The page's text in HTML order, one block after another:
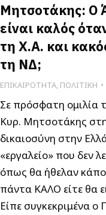
Μητσοτάκης: Ο
είναι καλός
τη Χ.Α. και
τη ΝΔ;
ΕΠΙΚΑΙΡΟΤΗΤΑ, ΠΟΛΙΤΙΚΗ
Σε πρόσφατη ομιλία
Κυρ. Μητσοτάκης
δικαιοσύνη στην
«εργαλείο» που δεν
όπως θα ήθελαν
πάντα ΚΑΛΟ είτε θα
Είπε συγκεκριμένα